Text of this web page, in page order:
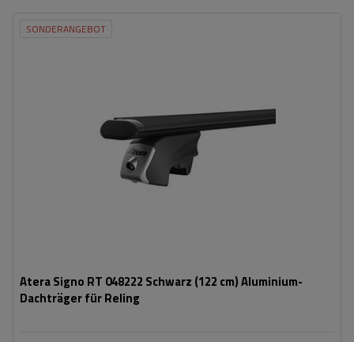
SONDERANGEBOT
Atera Signo RT 048222 Schwarz (122 cm) Aluminium-
Dachträger für Reling